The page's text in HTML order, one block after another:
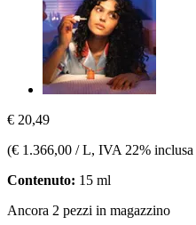
€ 20,49
(€ 1.366,00 / L, IVA 22% inclusa
Contenuto: 15 ml
Ancora 2 pezzi in magazzino